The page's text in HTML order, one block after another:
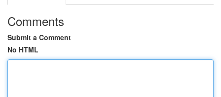
Comments
Submit a Comment
No HTML